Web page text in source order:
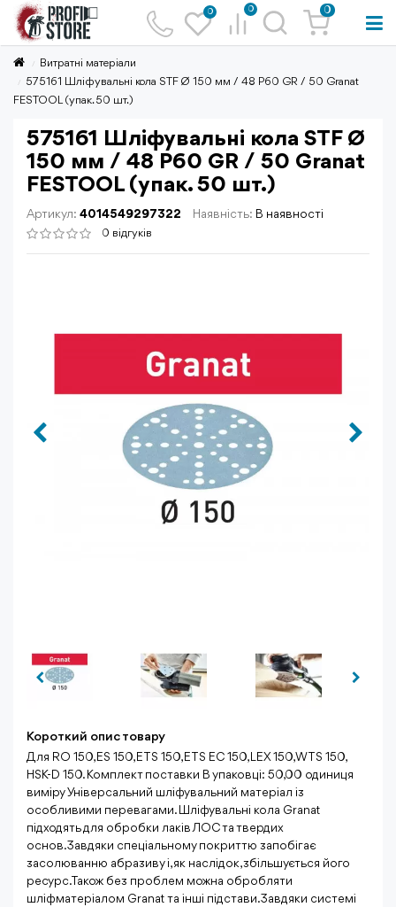
0 0 0
Витратні матеріали
575161 Шліфувальні кола STF Ø 150 мм / 48 P60 GR / 50 Granat
FESTOOL (упак. 50 шт.)
575161 Шліфувальні кола STF Ø
150 мм / 48 P60 GR / 50 Granat
FESTOOL (упак. 50 шт.)
Артикул: 4014549297322 Наявність: В наявності
0 відгуків
Короткий опис товару
Для RO 150, ES 150, ETS 150, ETS EC 150, LEX 150, WTS 150,
HSK-D 150. Комплект поставки В упаковці: 50,00 одиниця
виміру Універсальний шліфувальний матеріал із
особливими перевагами. Шліфувальні кола Granat
підходять для обробки лаків ЛОС та твердих
основ.Завдяки спеціальному покриттю запобігає
засолюванню абразиву і, як наслідок, збільшується його
ресурс.Також без проблем можна обробляти
шліфматеріалом Granat та інші підстави.Завдяки системі